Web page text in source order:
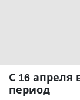
С 16 апреля
период